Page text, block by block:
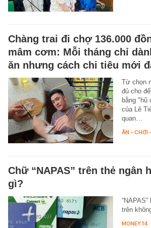
Chàng trai đi chợ 136.000
mâm cơm: Mỗi tháng chỉ
ăn nhưng cách chi tiêu mới
Từ chọn
đủ cho
bằng "hũ
của Lê
quan…
ĂN - CHƠI
Chữ “NAPAS” trên thẻ ngân
gì?
trên
MONEY.14